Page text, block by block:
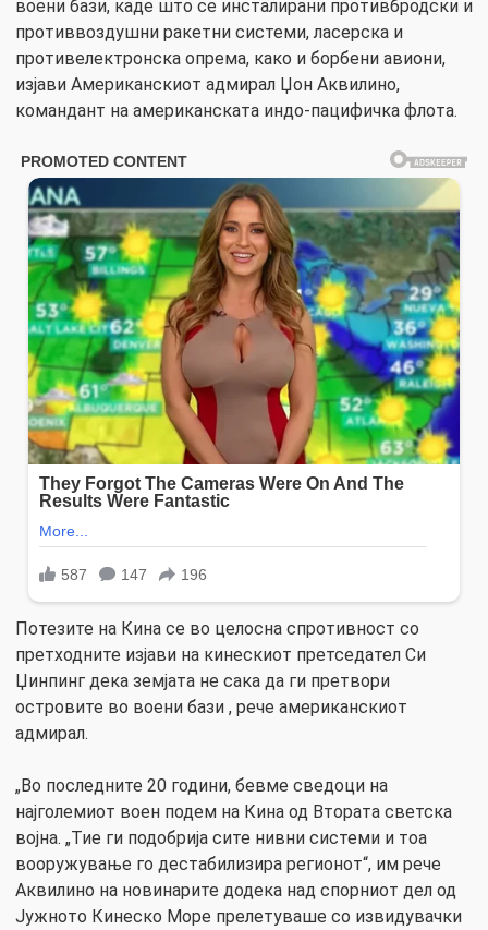
воени бази, каде што се инсталирани противбродски и
противвоздушни ракетни системи, ласерска и
противелектронска опрема, како и борбени авиони,
изјави Американскиот адмирал Џон Аквилино,
командант на американската индо-пацифичка флота.
Потезите на Кина се во целосна спротивност со
претходните изјави на кинескиот претседател Си
Џинпинг дека земјата не сака да ги претвори
островите во воени бази , рече американскиот
адмирал.
„Во последните 20 години, бевме сведоци на
најголемиот воен подем на Кина од Втората светска
војна. „Тие ги подобрија сите нивни системи и тоа
вооружување го дестабилизира регионот“, им рече
Аквилино на новинарите додека над спорниот дел од
Јужното Кинеско Море прелетуваше со извидувачки